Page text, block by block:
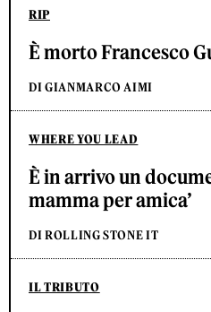
RIP
È morto Francesco
DI GIANMARCO AIMI
WHERE YOU LEAD
È in arrivo un
mamma per amica’
DI ROLLING STONE IT
IL TRIBUTO